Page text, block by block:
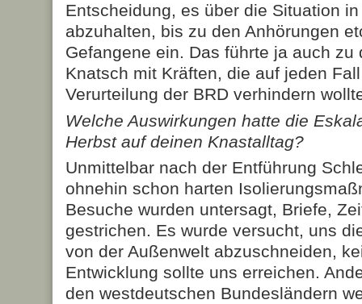
Entscheidung, es über die Situation
abzuhalten, bis zu den Anhörungen
Gefangene ein. Das führte ja auch
Knatsch mit Kräften, die auf jeden
Verurteilung der BRD verhindern
Welche Auswirkungen hatte die
Herbst auf deinen Knastalltag?
Unmittelbar nach der Entführung
ohnehin schon harten
Besuche wurden untersagt, Briefe,
gestrichen. Es wurde versucht, uns
von der Außenwelt abzuschneiden,
Entwicklung sollte uns erreichen.
den westdeutschen Bundesländern